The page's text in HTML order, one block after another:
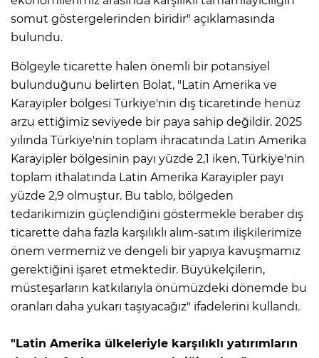
somut göstergelerinden biridir" açıklamasında
bulundu.
Bölgeyle ticarette halen önemli bir potansiyel
bulunduğunu belirten Bolat, "Latin Amerika ve
Karayipler bölgesi Türkiye'nin dış ticaretinde henüz
arzu ettiğimiz seviyede bir paya sahip değildir. 2025
yılında Türkiye'nin toplam ihracatında Latin Amerika
Karayipler bölgesinin payı yüzde 2,1 iken, Türkiye'nin
toplam ithalatında Latin Amerika Karayipler payı
yüzde 2,9 olmuştur. Bu tablo, bölgeden
tedarikimizin güçlendiğini göstermekle beraber dış
ticarette daha fazla karşılıklı alım-satım ilişkilerimize
önem vermemiz ve dengeli bir yapıya kavuşmamız
gerektiğini işaret etmektedir. Büyükelçilerin,
müsteşarların katkılarıyla önümüzdeki dönemde bu
oranları daha yukarı taşıyacağız" ifadelerini kullandı.
"Latin Amerika ülkeleriyle karşılıklı yatırımların